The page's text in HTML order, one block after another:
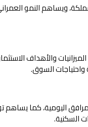
ويساهم النمو
والأهداف
واحتياجات السوق.
اليومية، كما يساهم
السكنية.